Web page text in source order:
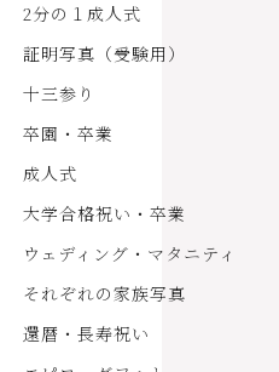
2分の１成人式
証明写真（受験用）
十三参り
卒園・卒業
成人式
大学合格祝い・卒業
ウェディング・マタニティ
それぞれの家族写真
還暦・長寿祝い